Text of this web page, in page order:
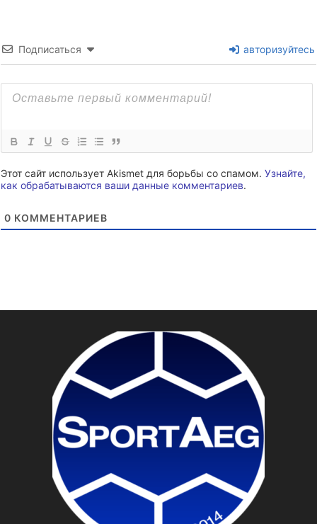
Подписаться авторизуйтесь
Этот сайт использует Akismet для борьбы со спамом. Узнайте,
как обрабатываются ваши данные комментариев.
0 КОММЕНТАРИЕВ